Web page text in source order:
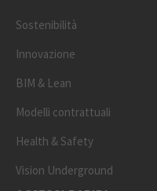
Sostenibilità
Innovazione
BIM & Lean
Modelli contrattuali
Health & Safety
Vision Underground